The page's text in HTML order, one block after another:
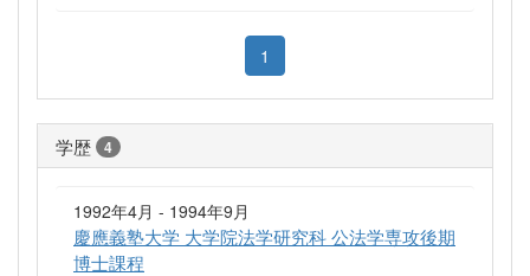
1
学歴 4
1992年4月 - 1994年9月
慶應義塾大学 大学院法学研究科 公法学専攻後期
博士課程